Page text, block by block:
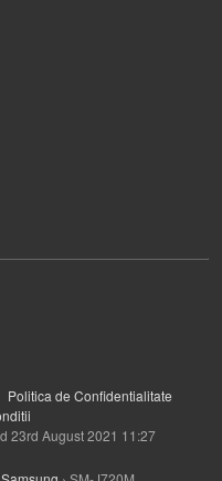
Politica de Confidentialitate
23rd August 2021 11:27